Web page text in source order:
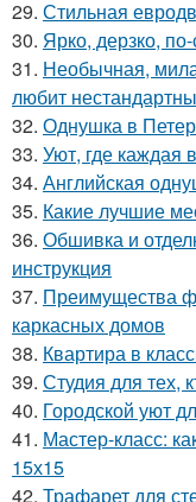
29. Стильная
30. Ярко, дерзко,
31. Необычная,
любит
32. Однушка в
33. Уют, где каждая
34. Английская
35. Какие лучшие
36. Обшивка и
инструкция
37. Преимущества
каркасных домов
38. Квартира в
39. Студия для тех,
40. Городской уют
41. Мастер-класс:
15х15
42. Трафарет для